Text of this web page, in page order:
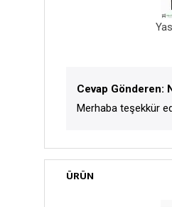
Cevap Gönderen:
Merhaba teşekkür
ÜRÜN